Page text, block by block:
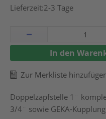
Lieferzeit:2-3 Tage
In den
Zur Merkliste
Doppelzapfstelle 1¨
3/4¨ sowie GEKA-Kupplung